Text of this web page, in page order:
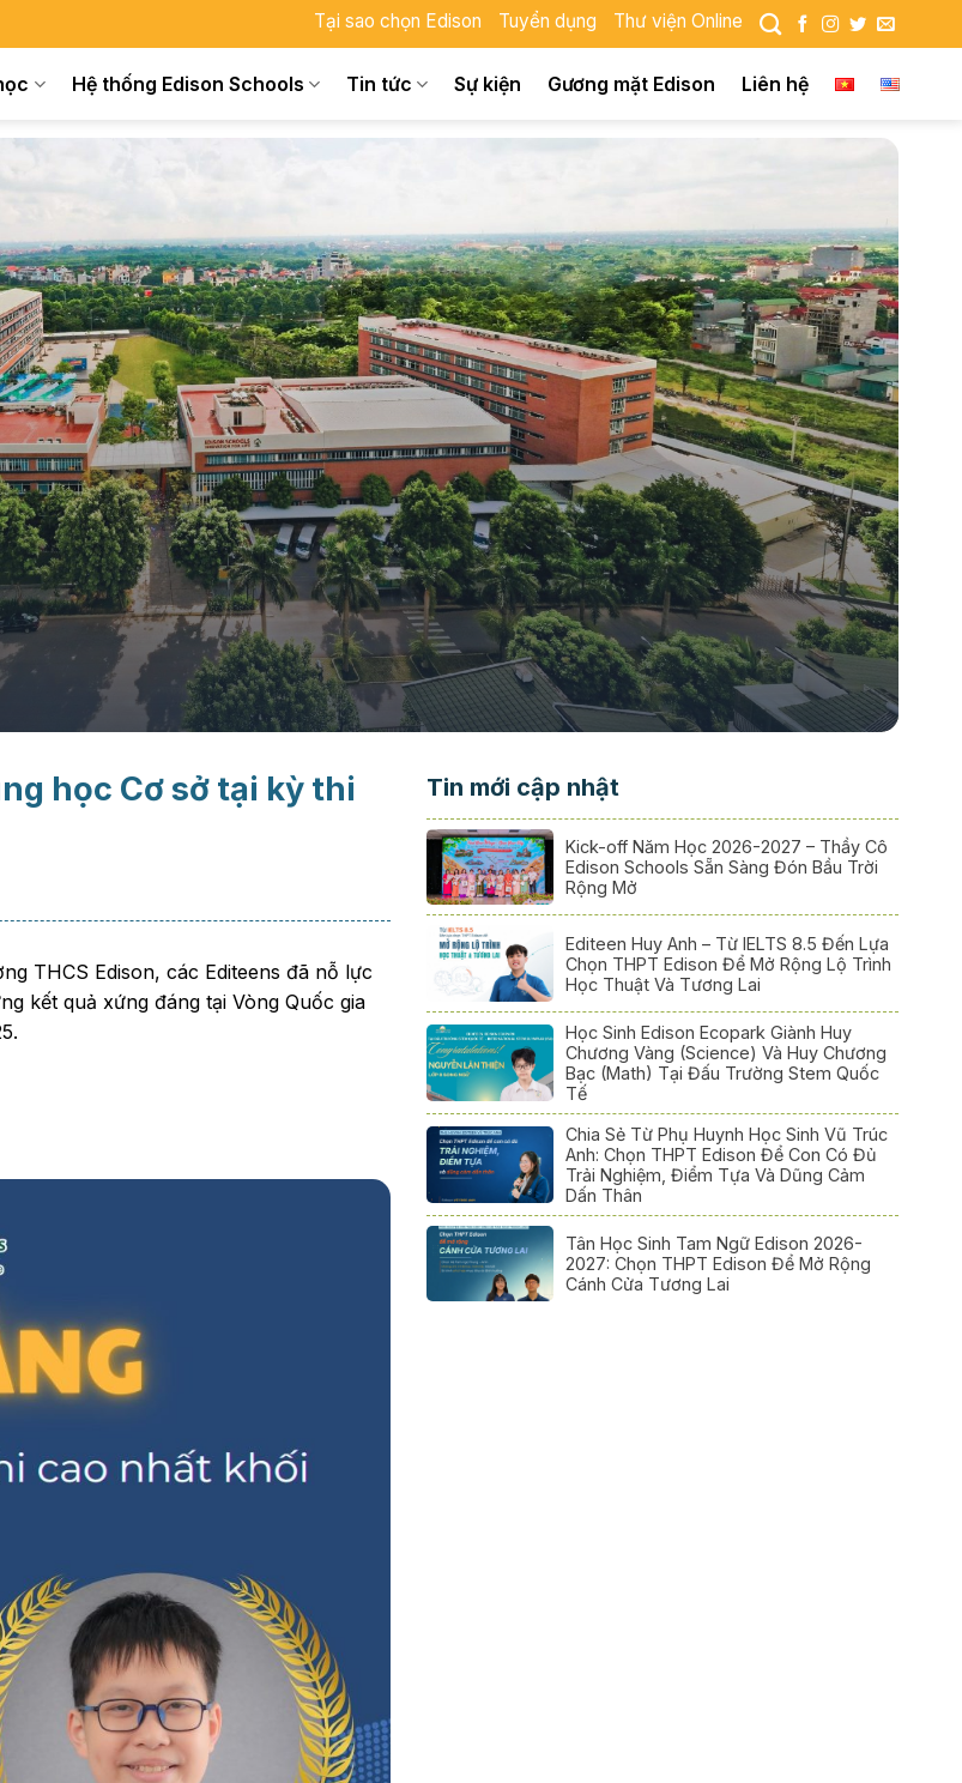
Tại sao chọn Edison Tuyển dụng Thư viện Online
Hệ thống Edison Schools Tin tức Sự kiện Gương mặt Edison Liên hệ
học Cơ sở tại kỳ thi
THCS Edison, các Editeens đã nỗ lực
kết quả xứng đáng tại Vòng Quốc gia
Tin mới cập nhật
Kick-off Năm Học 2026-2027 – Thầy Cô
Edison Schools Sẵn Sàng Đón Bầu Trời
Rộng Mở
Editeen Huy Anh – Từ IELTS 8.5 Đến Lựa
Chọn THPT Edison Để Mở Rộng Lộ Trình
Học Thuật Và Tương Lai
Học Sinh Edison Ecopark Giành Huy
Chương Vàng (Science) Và Huy Chương
Bạc (Math) Tại Đấu Trường Stem Quốc
Tế
Chia Sẻ Từ Phụ Huynh Học Sinh Vũ Trúc
Anh: Chọn THPT Edison Để Con Có Đủ
Trải Nghiệm, Điểm Tựa Và Dũng Cảm
Dấn Thân
Tân Học Sinh Tam Ngữ Edison 2026-
2027: Chọn THPT Edison Để Mở Rộng
Cánh Cửa Tương Lai